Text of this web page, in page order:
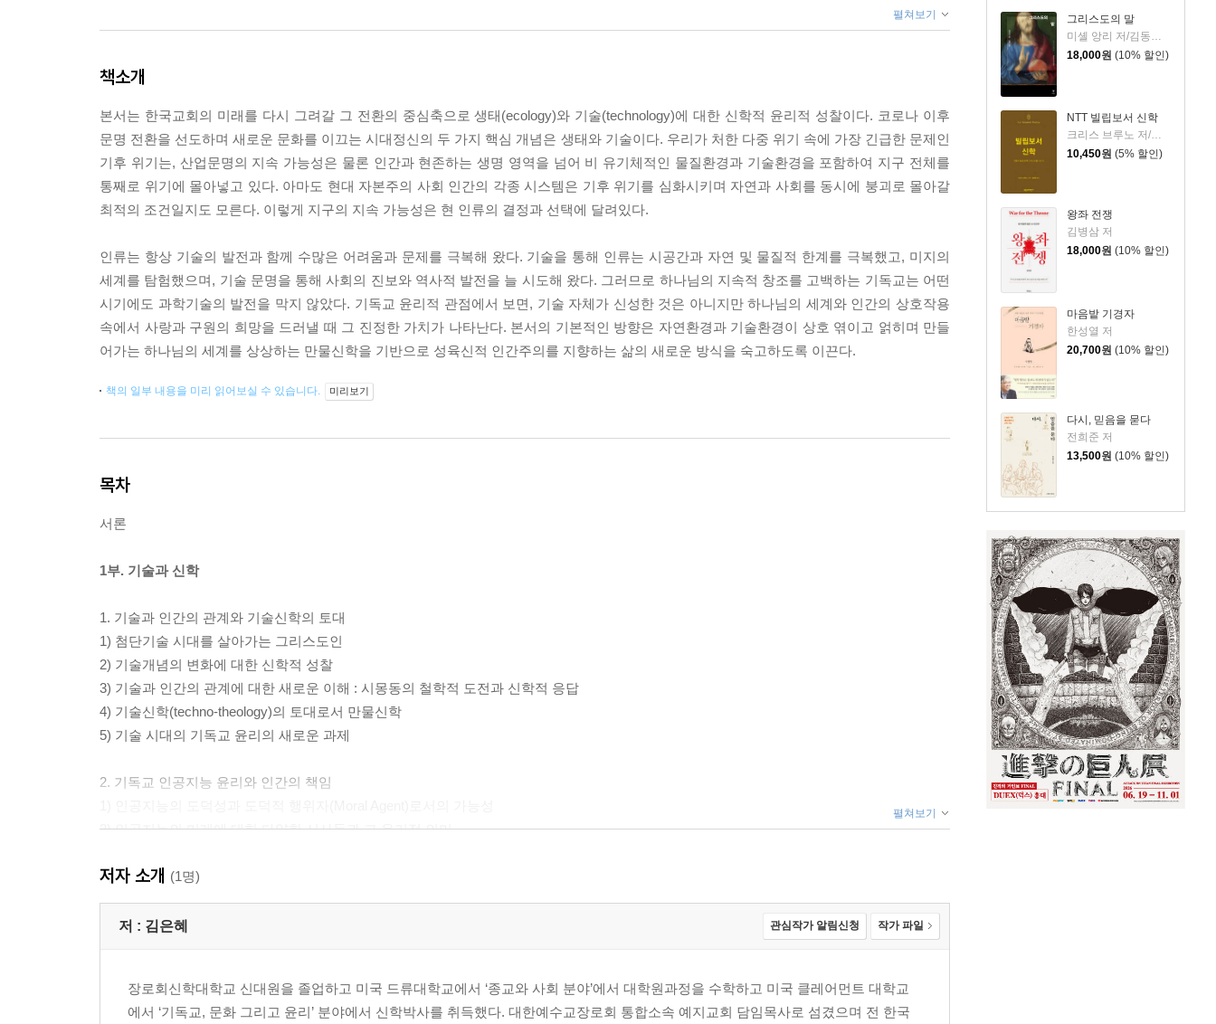
그리스도의 말
미셸 앙리 저/김동규 역
18,000원 (10% 할인)
NTT 빌립보서 신학
크리스 브루노 저/권대영 역
10,450원 (5% 할인)
왕좌 전쟁
김병삼 저
18,000원 (10% 할인)
마음밭 기경자
한성열 저
20,700원 (10% 할인)
다시, 믿음을 묻다
전희준 저
13,500원 (10% 할인)
펼쳐보기
책소개
본서는 한국교회의 미래를 다시 그려갈 그 전환의 중심축으로 생태(ecology)와 기술(technology)에 대한 신학적 윤리적 성찰이다. 코로나 이후
문명 전환을 선도하며 새로운 문화를 이끄는 시대정신의 두 가지 핵심 개념은 생태와 기술이다. 우리가 처한 다중 위기 속에 가장 긴급한 문제인
기후 위기는, 산업문명의 지속 가능성은 물론 인간과 현존하는 생명 영역을 넘어 비 유기체적인 물질환경과 기술환경을 포함하여 지구 전체를
통째로 위기에 몰아넣고 있다. 아마도 현대 자본주의 사회 인간의 각종 시스템은 기후 위기를 심화시키며 자연과 사회를 동시에 붕괴로 몰아갈
최적의 조건일지도 모른다. 이렇게 지구의 지속 가능성은 현 인류의 결정과 선택에 달려있다.
인류는 항상 기술의 발전과 함께 수많은 어려움과 문제를 극복해 왔다. 기술을 통해 인류는 시공간과 자연 및 물질적 한계를 극복했고, 미지의
세계를 탐험했으며, 기술 문명을 통해 사회의 진보와 역사적 발전을 늘 시도해 왔다. 그러므로 하나님의 지속적 창조를 고백하는 기독교는 어떤
시기에도 과학기술의 발전을 막지 않았다. 기독교 윤리적 관점에서 보면, 기술 자체가 신성한 것은 아니지만 하나님의 세계와 인간의 상호작용
속에서 사랑과 구원의 희망을 드러낼 때 그 진정한 가치가 나타난다. 본서의 기본적인 방향은 자연환경과 기술환경이 상호 엮이고 얽히며 만들
어가는 하나님의 세계를 상상하는 만물신학을 기반으로 성육신적 인간주의를 지향하는 삶의 새로운 방식을 숙고하도록 이끈다.
책의 일부 내용을 미리 읽어보실 수 있습니다. 미리보기
목차
서론
1부. 기술과 신학
1. 기술과 인간의 관계와 기술신학의 토대
1) 첨단기술 시대를 살아가는 그리스도인
2) 기술개념의 변화에 대한 신학적 성찰
3) 기술과 인간의 관계에 대한 새로운 이해 : 시몽동의 철학적 도전과 신학적 응답
4) 기술신학(techno-theology)의 토대로서 만물신학
5) 기술 시대의 기독교 윤리의 새로운 과제
2. 기독교 인공지능 윤리와 인간의 책임
2) 인공지능의 미래에 대한 다양한 서사들과 그 윤리적 의미
4) 도덕적 행위자로서 인공지능의 한계와 그 비판적 대안
5) 기독교 인공지능 윤리의 핵심 가치와 기본 방향
1. 포스트휴먼 시대의 기독교 윤리의 새로운 패러다임
1) 포스트휴먼의 정의와 기독교 인간이해
펼쳐보기
저자 소개 (1명)
저 : 김은혜 관심작가 알림신청 작가 파일
장로회신학대학교 신대원을 졸업하고 미국 드류대학교에서 ‘종교와 사회 분야’에서 대학원과정을 수학하고 미국 클레어먼트 대학교
에서 ‘기독교, 문화 그리고 윤리’ 분야에서 신학박사를 취득했다. 대한예수교장로회 통합소속 예지교회 담임목사로 섬겼으며 전 한국